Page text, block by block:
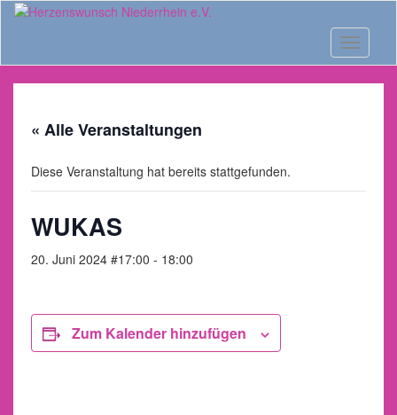
Skip
content
Toggle
« Alle Veranstaltungen
Diese Veranstaltung hat bereits stattgefunden.
WUKAS
20. Juni 2024 #17:00 - 18:00
Zum Kalender hinzufügen